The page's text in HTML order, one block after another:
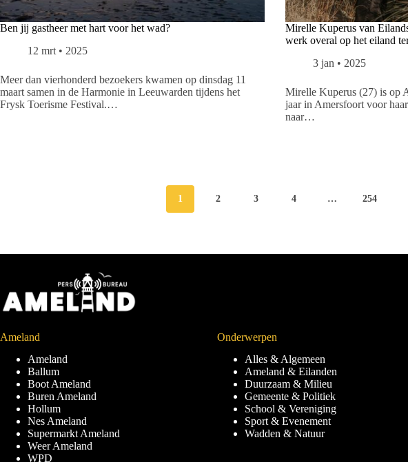
Ben jij gastheer met hart voor het wad?
12 mrt • 2025
Meer dan vierhonderd bezoekers kwamen op dinsdag 11
maart samen in de Harmonie in Leeuwarden tijdens het
Frysk Toerisme Festival.…
Mirelle Kuperus van
werk overal op het eiland
3 jan • 2025
Mirelle Kuperus (27) is op
jaar in Amersfoort voor
naar…
1 2 3 4 … 254
Ameland
Ameland
Ballum
Boot Ameland
Buren Ameland
Hollum
Nes Ameland
Supermarkt Ameland
Weer Ameland
WPD
Onderwerpen
Alles & Algemeen
Ameland & Eilanden
Duurzaam & Milieu
Gemeente & Politiek
School & Vereniging
Sport & Evenement
Wadden & Natuur